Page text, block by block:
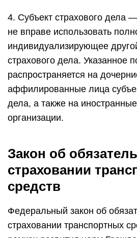
4. Субъект страхового дела
не вправе использовать
индивидуализирующее
страхового дела. Указанное
распространяется на
аффилированные лица
дела, а также на
организации.
Закон об
страховании
средств
Федеральный закон об
страховании транспортных